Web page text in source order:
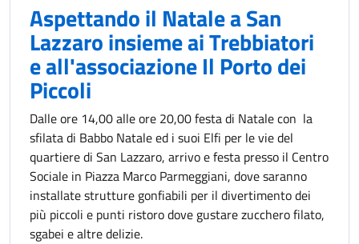
Aspettando il Natale a San
Lazzaro insieme ai Trebbiatori
e all'associazione Il Porto dei
Piccoli
Dalle ore 14,00 alle ore 20,00 festa di Natale con la
sfilata di Babbo Natale ed i suoi Elfi per le vie del
quartiere di San Lazzaro, arrivo e festa presso il Centro
Sociale in Piazza Marco Parmeggiani, dove saranno
installate strutture gonfiabili per il divertimento dei
più piccoli e punti ristoro dove gustare zucchero filato,
sgabei e altre delizie.